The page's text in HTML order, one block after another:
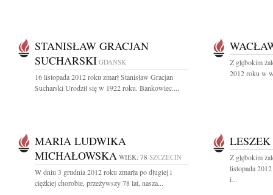
STANISŁAW GRACJAN
SUCHARSKI GDAŃSK
16 listopada 2012 roku zmarł Stanisław Gracjan
Sucharski Urodził się w 1922 roku. Bankowiec....
Z głębokim
2012 roku w
MARIA LUDWIKA
MICHAŁOWSKA WIEK: 78 SZCZECIN
W dniu 3 grudnia 2012 roku zmarła po długiej i
ciężkiej chorobie, przeżywszy 78 lat, nasza...
Z głębokim
listopada
i...